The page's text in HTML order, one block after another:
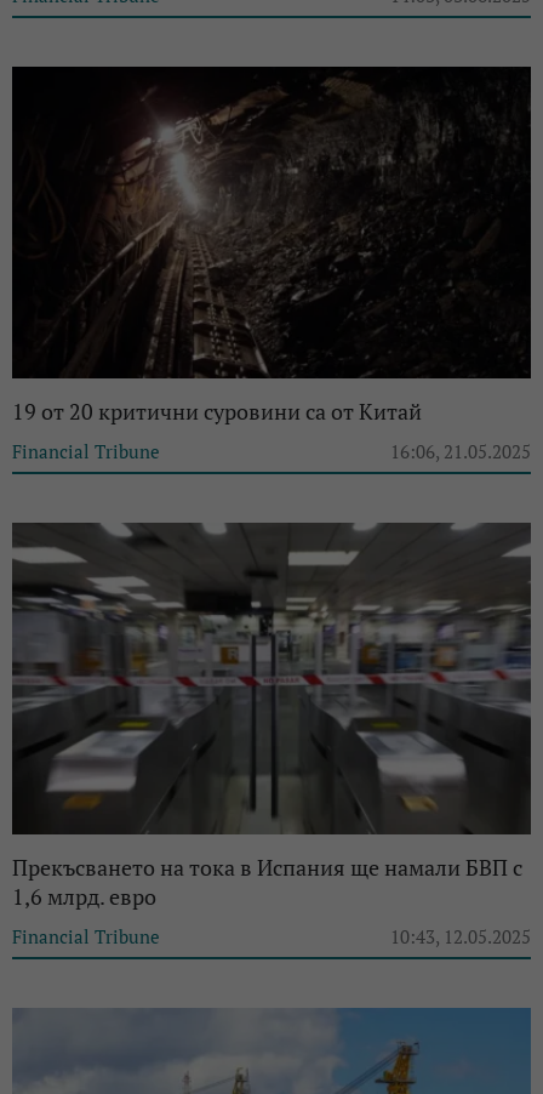
19 от 20 критични суровини са от Китай
Financial Tribune 16:06, 21.05.2025
Прекъсването на тока в Испания ще намали БВП с
1,6 млрд. евро
Financial Tribune 10:43, 12.05.2025